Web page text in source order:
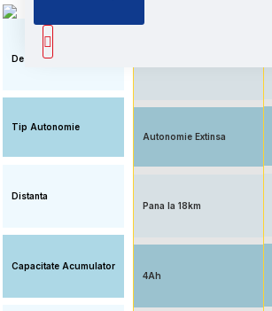
Descriere
Tip Autonomie
Distanta
Capacitate Acumulator
Autonomie extinsa, prin
Autonomie Extinsa
Pana la 18km
4Ah